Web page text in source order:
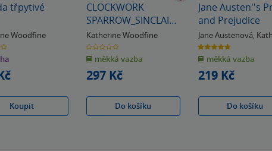
třpytivé
Woodfine
Koupit
CLOCKWORK
SPARROW_SINCLAIRS
PB
Katherine Woodfine
0.0
z
5
hvězdiček
měkká vazba
297 Kč
Do košíku
Jane Austen''s
and Prejudice
Jane Austenová,
Woodfine
4.7
z
5
hvězdiček
měkká vazba
219 Kč
Do košíku